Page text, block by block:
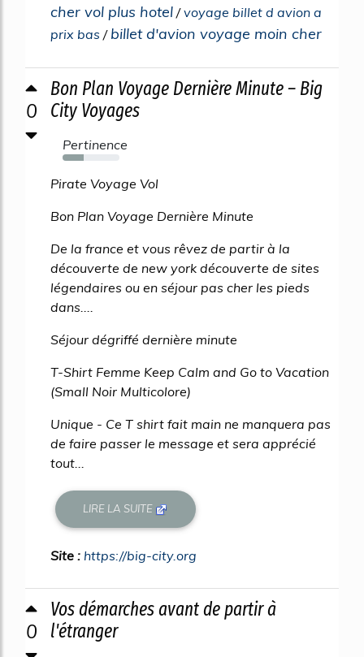
cher vol plus hotel /voyage billet d avion a
prix bas / billet d'avion voyage moin cher
0
Bon Plan Voyage Dernière Minute – Big
City Voyages
Pertinence
37%
Pirate Voyage Vol
Bon Plan Voyage Dernière Minute
De la france et vous rêvez de partir à la
découverte de new york découverte de sites
légendaires ou en séjour pas cher les pieds
dans....
Séjour dégriffé dernière minute
T-Shirt Femme Keep Calm and Go to Vacation
(Small Noir Multicolore)
Unique - Ce T shirt fait main ne manquera pas
de faire passer le message et sera apprécié
tout...
LIRE LA SUITE
Site : https://big-city.org
0
Vos démarches avant de partir à
l'étranger